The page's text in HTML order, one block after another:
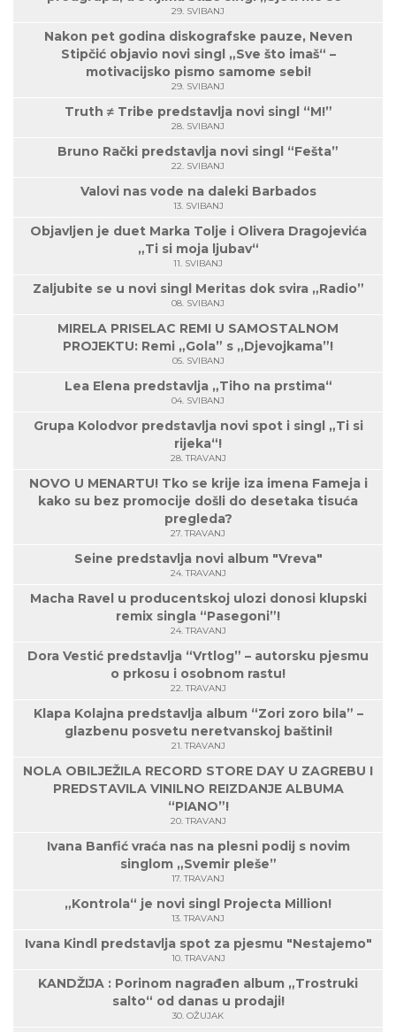
29. SVIBANJ
Nakon pet godina diskografske pauze, Neven
Stipčić objavio novi singl „Sve što imaš“ –
motivacijsko pismo samome sebi!
29. SVIBANJ
Truth ≠ Tribe predstavlja novi singl “M!”
28. SVIBANJ
Bruno Rački predstavlja novi singl “Fešta”
22. SVIBANJ
Valovi nas vode na daleki Barbados
13. SVIBANJ
Objavljen je duet Marka Tolje i Olivera Dragojevića
„Ti si moja ljubav“
11. SVIBANJ
Zaljubite se u novi singl Meritas dok svira „Radio”
08. SVIBANJ
MIRELA PRISELAC REMI U SAMOSTALNOM
PROJEKTU: Remi „Gola” s „Djevojkama”!
05. SVIBANJ
Lea Elena predstavlja „Tiho na prstima“
04. SVIBANJ
Grupa Kolodvor predstavlja novi spot i singl „Ti si
rijeka“!
28. TRAVANJ
NOVO U MENARTU! Tko se krije iza imena Fameja i
kako su bez promocije došli do desetaka tisuća
pregleda?
27. TRAVANJ
Seine predstavlja novi album "Vreva"
24. TRAVANJ
Macha Ravel u producentskoj ulozi donosi klupski
remix singla “Pasegoni”!
24. TRAVANJ
Dora Vestić predstavlja “Vrtlog” – autorsku pjesmu
o prkosu i osobnom rastu!
22. TRAVANJ
Klapa Kolajna predstavlja album “Zori zoro bila” –
glazbenu posvetu neretvanskoj baštini!
21. TRAVANJ
NOLA OBILJEŽILA RECORD STORE DAY U ZAGREBU I
PREDSTAVILA VINILNO REIZDANJE ALBUMA
“PIANO”!
20. TRAVANJ
Ivana Banfić vraća nas na plesni podij s novim
singlom „Svemir pleše”
17. TRAVANJ
„Kontrola“ je novi singl Projecta Million!
13. TRAVANJ
Ivana Kindl predstavlja spot za pjesmu "Nestajemo"
10. TRAVANJ
KANDŽIJA : Porinom nagrađen album „Trostruki
salto“ od danas u prodaji!
30. OŽUJAK